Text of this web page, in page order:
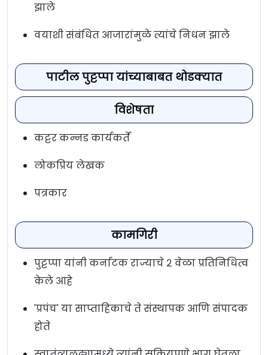
झाले
वयाशी संबंधित आजारांमुळे त्यांचे निधन झाले
पाटील पुट्टप्पा यांच्याबाबत थोडक्यात
विशेषता
कट्टर कन्नड कार्यकर्ते
लोकप्रिय लेखक
पत्रकार
कामगिरी
पुट्टप्पा यांनी कर्नाटक राज्याचे २ वेळा प्रतिनिधित्व
केले आहे
'प्रपंच' या साप्ताहिकाचे ते संस्थापक आणि संपादक
होते